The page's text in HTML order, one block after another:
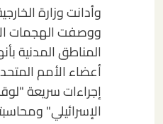
وأدانت وزارة
ووصفت الهجمات
المناطق المدنية
أعضاء الأمم
إجراءات سريعة
الإسرائيلي"